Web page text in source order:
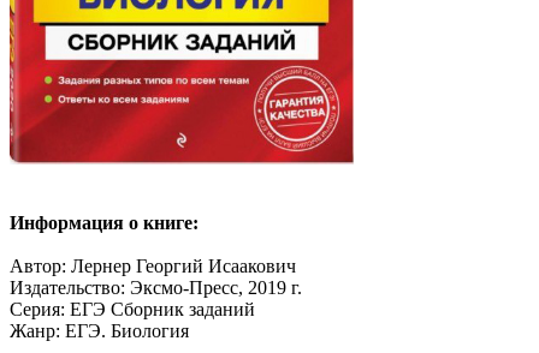
Информация о книге:
Автор: Лернер Георгий Исаакович
Издательство: Эксмо-Пресс, 2019 г.
Серия: ЕГЭ Сборник заданий
Жанр: ЕГЭ. Биология